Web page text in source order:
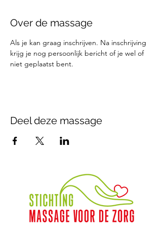
Over de massage
Als je kan graag inschrijven. Na inschrijving
krijg je nog persoonlijk bericht of je wel of
niet geplaatst bent.
Deel deze massage